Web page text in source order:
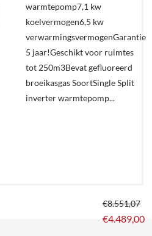
aanvragen?
winkelmand
warmtepomp7,1 kw
koelvermogen6,5 kw
verwarmingsvermogenGarantie
5 jaar!Geschikt voor ruimtes
tot 250m3Bevat gefluoreerd
broeikasgas SoortSingle Split
inverter warmtepomp...
€8.551,07
€4.489,00